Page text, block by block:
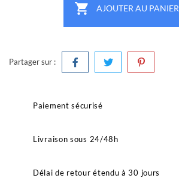
 AJOUTER AU PANIER
Partager sur :
Paiement sécurisé
Livraison sous 24/48h
Délai de retour étendu à 30 jours